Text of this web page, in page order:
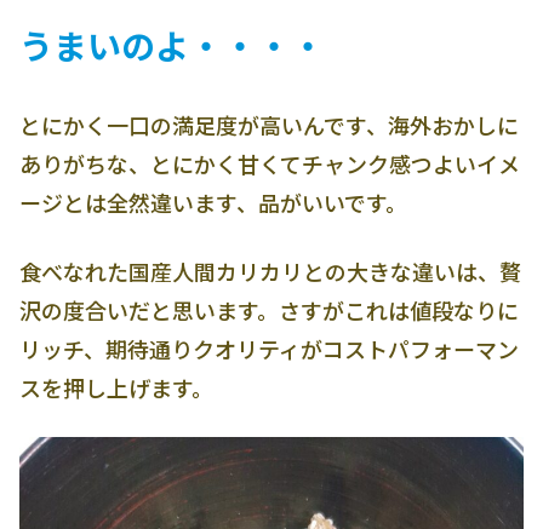
うまいのよ・・・・
とにかく一口の満足度が高いんです、海外おかしに
ありがちな、とにかく甘くてチャンク感つよいイメ
ージとは全然違います、品がいいです。
食べなれた国産人間カリカリとの大きな違いは、贅
沢の度合いだと思います。さすがこれは値段なりに
リッチ、期待通りクオリティがコストパフォーマン
スを押し上げます。